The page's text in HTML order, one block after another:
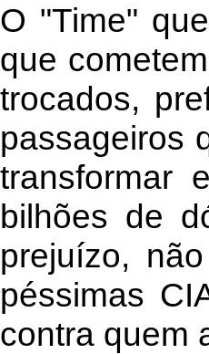
O "Time"
que
trocados,
passageiros
transformar
bilhões de
prejuízo,
péssimas
contra quem